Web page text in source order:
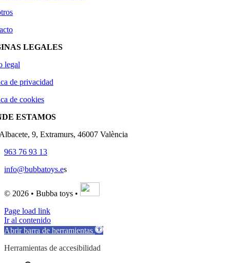
LEGALES
legal
de privacidad
de cookies
ESTAMOS
9, Extramurs, 46007 València
963 76 93 13
info@bubbatoys.es
© 2026 • Bubba toys •
Page load link
Ir al contenido
Abrir barra de herramientas
Herramientas de accesibilidad